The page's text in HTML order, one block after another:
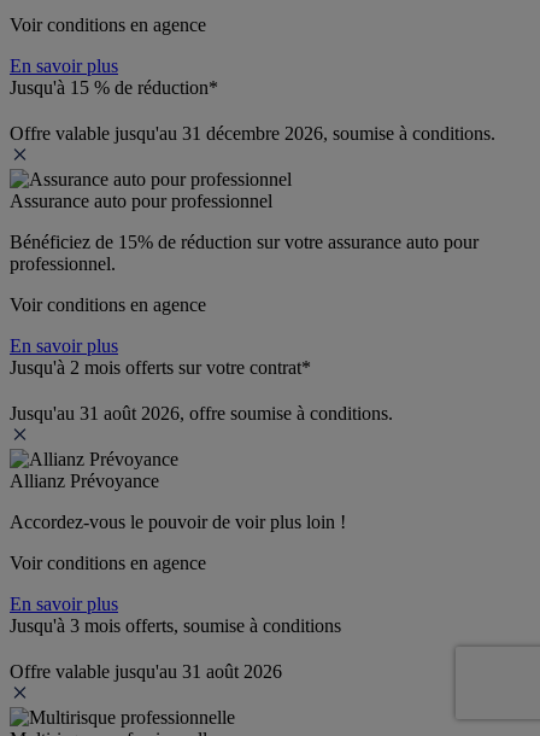
Voir conditions en agence
En savoir plus
Jusqu'à 15 % de réduction*
Offre valable jusqu'au 31 décembre 2026, soumise à conditions.
Assurance auto pour professionnel
Bénéficiez de 15% de réduction sur votre assurance auto pour
professionnel.
Voir conditions en agence
En savoir plus
Jusqu'à 2 mois offerts sur votre contrat*
Jusqu'au 31 août 2026, offre soumise à conditions.
Allianz Prévoyance
Accordez-vous le pouvoir de voir plus loin !
Voir conditions en agence
En savoir plus
Jusqu'à 3 mois offerts, soumise à conditions
Offre valable jusqu'au 31 août 2026